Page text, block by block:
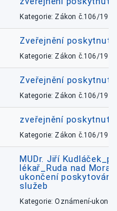
Kategorie: Zákon č.106/1999
Zveřejnění
Kategorie: Zákon č.106/1999
Zveřejnění
Kategorie: Zákon č.106/1999
zveřejnění
Kategorie: Zákon č.106/1999
MUDr. Jiří
lékař_Ruda nad
ukončení
služeb
Kategorie: Oznámení-